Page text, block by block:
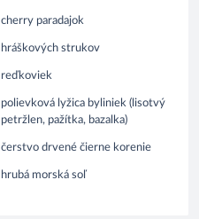
cherry paradajok
hráškových strukov
reďkoviek
polievková lyžica byliniek (lisotvý
petržlen, pažítka, bazalka)
čerstvo drvené čierne korenie
hrubá morská soľ